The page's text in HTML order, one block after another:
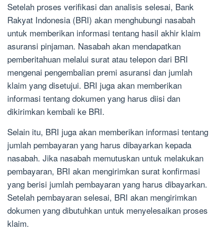
Setelah proses verifikasi dan analisis selesai, Bank
Rakyat Indonesia (BRI) akan menghubungi nasabah
untuk memberikan informasi tentang hasil akhir klaim
asuransi pinjaman. Nasabah akan mendapatkan
pemberitahuan melalui surat atau telepon dari BRI
mengenai pengembalian premi asuransi dan jumlah
klaim yang disetujui. BRI juga akan memberikan
informasi tentang dokumen yang harus diisi dan
dikirimkan kembali ke BRI.
Selain itu, BRI juga akan memberikan informasi tentang
jumlah pembayaran yang harus dibayarkan kepada
nasabah. Jika nasabah memutuskan untuk melakukan
pembayaran, BRI akan mengirimkan surat konfirmasi
yang berisi jumlah pembayaran yang harus dibayarkan.
Setelah pembayaran selesai, BRI akan mengirimkan
dokumen yang dibutuhkan untuk menyelesaikan proses
klaim.